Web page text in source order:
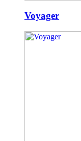
Voyager